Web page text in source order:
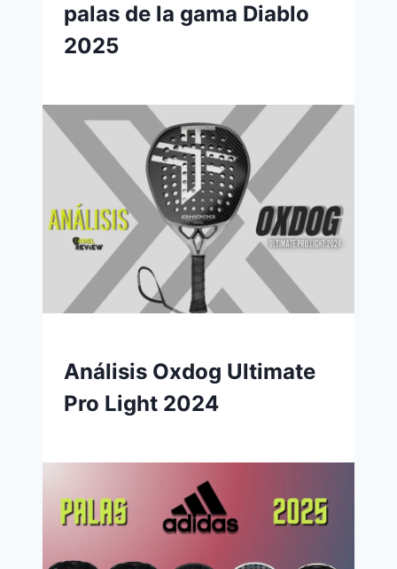
palas de la gama Diablo
2025
Análisis Oxdog Ultimate
Pro Light 2024